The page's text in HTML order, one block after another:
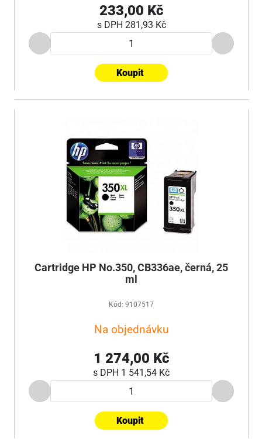
233,00 Kč
s DPH 281,93 Kč
Koupit
Cartridge HP No.350, CB336ae, černá, 25
ml
Kód: 9107517
Na objednávku
1 274,00 Kč
s DPH 1 541,54 Kč
Koupit